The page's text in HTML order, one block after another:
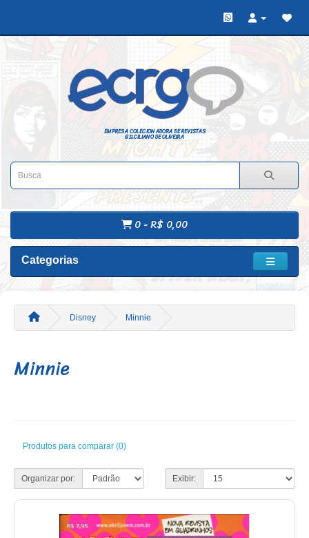
EMPRESA COLECIONADORA DE REVISTAS
GILCILIANO DE OLIVEIRA
0 - R$ 0,00
Categorias
Disney Minnie
Minnie
Produtos para comparar (0)
Organizar por: Exibir: